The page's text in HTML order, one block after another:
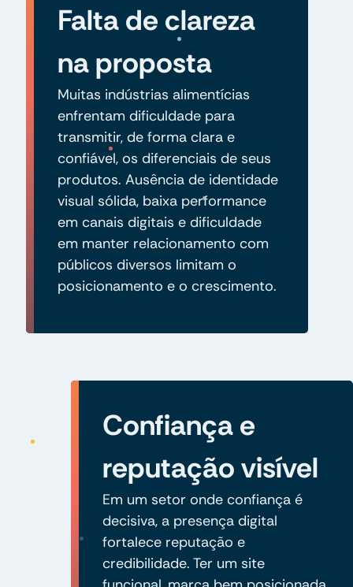
Falta de clareza
na proposta
Muitas indústrias alimentícias
enfrentam dificuldade para
transmitir, de forma clara e
confiável, os diferenciais de seus
produtos. Ausência de identidade
visual sólida, baixa performance
em canais digitais e dificuldade
em manter relacionamento com
públicos diversos limitam o
posicionamento e o crescimento.
Confiança e
reputação visível
Em um setor onde confiança é
decisiva, a presença digital
fortalece reputação e
credibilidade. Ter um site